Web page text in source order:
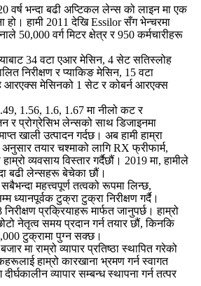
वर्ष भन्दा बढी अप्टिकल लेन्स को लाइन मा एक
हो। हामी 2011 देखि Essilor सँग भेन्चरमा
50,000 वर्ग मिटर क्षेत्र र 950 कर्मचारीहरू
34 वटा एआर मेसिन, 4 सेट सतिस्लोह
निरीक्षण र प्याकिङ मेसिन, 15 वटा
आरएक्स मेसिनको 1 सेट र कोबर्न आरएक्स
1.56, 1.6, 1.67 मा नीलो कट र
र प्रोग्रेसिभ लेन्सको साथ डिजाइनमा
खाली उत्पादन गर्दछ। अब हामी हाम्रा
तयार चश्माको लागि RX फ्रीफार्म,
व्यवसाय विस्तार गर्दैछौं। 2019 मा, हामीले
बढी लेन्सहरू बेचेका छौं।
महत्त्वपूर्ण तत्वको रूपमा लिन्छ,
ध्यानपूर्वक टुक्रा टुक्रा निरीक्षण गर्दै।
प्रक्रियाहरू मार्फत जानुपर्छ। हाम्रो
नेतृत्व समय प्रदान गर्न तयार छौं, किनकि
टुक्रामा पुग्न सक्छ।
मा राम्रो व्यापार प्रतिष्ठा स्थापित गरेको
हाम्रो कारखाना भ्रमण गर्न स्वागत
व्यापार सम्बन्ध स्थापना गर्न तत्पर